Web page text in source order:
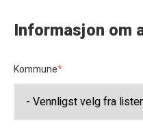
Informasjon om
Kommune*